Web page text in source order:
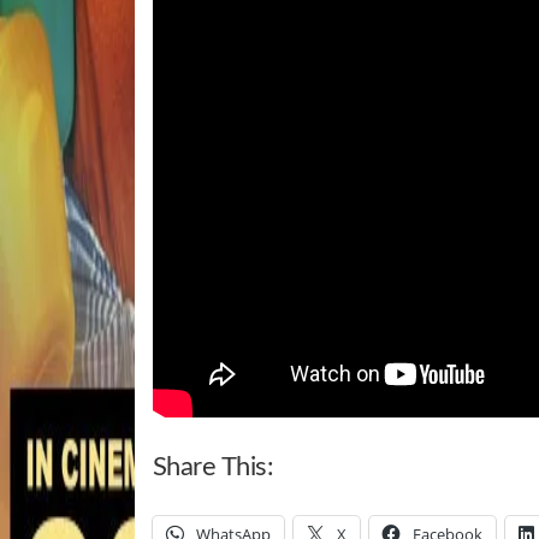
Share This:
WhatsApp X Facebook